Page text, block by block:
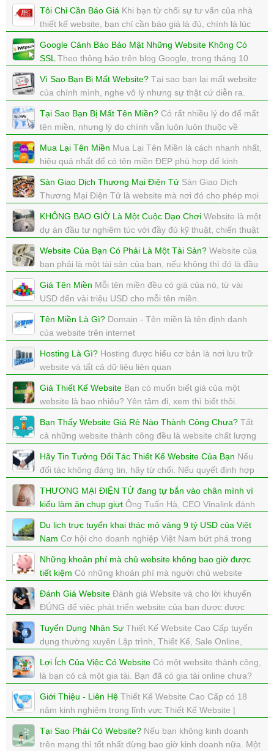
Tôi Chỉ Cần Báo Giá Khi bạn từ chối sự tư vấn của nhà
thiết kế website, bạn chỉ cần báo giá là đủ, chính là lúc
xem: 5028 | cập nhật: 11/11/2017 11:24
Google Cảnh Báo Bảo Mật Những Website Không Có
SSL Theo thông báo trên blog Google, trong tháng 10
bản này sẽ hiển thị dòng chữ NOT SECURE
xem: 5461 | cập nhật: 27/10/2017 12:32
Vì Sao Bạn Bị Mất Website? Tại sao bạn lại mất website
của chính mình, nghe vô lý nhưng sự thật cứ diễn ra.
Tại Sao Bạn Bị Mất Tên Miền? Có rất nhiều lý do để mất
tên miền, nhưng lý do chính vẫn luôn luôn thuộc về
xem: 6960 | cập nhật: 22/10/2017 11:53
Mua Lại Tên Miền Mua Lại Tên Miền là cách nhanh nhất,
hiệu quả nhất để có tên miền ĐẸP phù hợp để kinh
xem: 4964 | cập nhật: 20/10/2017 11:20
Sàn Giao Dịch Thương Mại Điện Tử Sàn Giao Dịch
Thương Mại Điện Tử là website mà nơi đó cho phép mọi
xem: 4024 | cập nhật: 20/10/2017 11:18
KHÔNG BAO GIỜ Là Một Cuộc Dạo Chơi Website là một
dự án đầu tư nghiêm túc với đầy đủ kỹ thuật, chiến thuật
xem: 5104 | cập nhật: 18/10/2017 15:18
Website Của Bạn Có Phải Là Một Tài Sản? Website của
bạn phải là một tài sản của bạn, nếu không thì đó là đầu
Giá Tên Miền Mỗi tên miền đều có giá của nó, từ vài
USD đến vài triệu USD cho mỗi tên miền.
Tên Miền Là Gì? Domain - Tên miền là tên định danh
của website trên internet
Hosting Là Gì? Hosting được hiểu cơ bản là nơi lưu trữ
website và tất cả dữ liệu liên quan
Giá Thiết Kế Website Bạn có muốn biết giá của một
website là bao nhiêu? Yên tâm đi, xem thì biết thôi.
Bạn Thấy Website Giá Rẻ Nào Thành Công Chưa? Tất
cả những website thành công đều là website chất lượng
xem: 4540 | cập nhật: 03/10/2017 11:55
Hãy Tin Tưởng Đối Tác Thiết Kế Website Của Bạn Nếu
đối tác không đáng tin, hãy từ chối. Nếu quyết định hợp
xem: 6680 | cập nhật: 03/10/2017 11:55
THƯƠNG MẠI ĐIỆN TỬ đang tự bắn vào chân mình vì
kiểu làm ăn chụp giựt Ông Tuấn Hà, CEO Vinalink đánh
Internet Marketing uy tín, chân chính thì hiện nay có
những người chỉ nhằm mục tiêu làm sao kiếm tiền
nhanh, làm ăn chộp giật và thậm chí lừa đảo.
xem: 5554 | cập nhật: 15/09/2017 12:33
Du lịch trực tuyến khai thác mỏ vàng 9 tỷ USD của Việt
Nam Cơ hội cho doanh nghiệp Việt Nam bứt phá trong
tỷ USD vào năm 2025
xem: 4729 | cập nhật: 30/08/2017 16:32
Những khoản phí mà chủ website không bao giờ được
tiết kiệm Có những khoản phí mà người chủ website
thì tiết kiệm làm gì?
xem: 4754 | cập nhật: 30/08/2017 16:22
Đánh Giá Website Đánh giá Website và cho lời khuyến
ĐÚNG để việc phát triển website của bạn được được
xem: 3152 | cập nhật: 14/08/2017 13:33
Tuyển Dụng Nhân Sự Thiết Kế Website Cao Cấp tuyển
dụng thường xuyên Lập trình, Thiết Kế, Sale Online,
xem: 5090 | cập nhật: 07/08/2017 17:59
Lợi Ích Của Việc Có Website Có một website thành công,
là bạn có cả một gia tài. Bạn đã có gia tài online chưa?
Giới Thiệu - Liên Hệ Thiết Kế Website Cao Cấp có 18
năm kinh nghiệm trong lĩnh vực Thiết Kế Website |
xem: 5337 | cập nhật: 07/08/2017 12:52
Tại Sao Phải Có Website? Nếu bạn không kinh doanh
trên mạng thì tốt nhất đừng bao giờ kinh doanh nữa. Một